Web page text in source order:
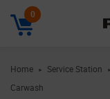
0
Home ► Service Station ►
Carwash